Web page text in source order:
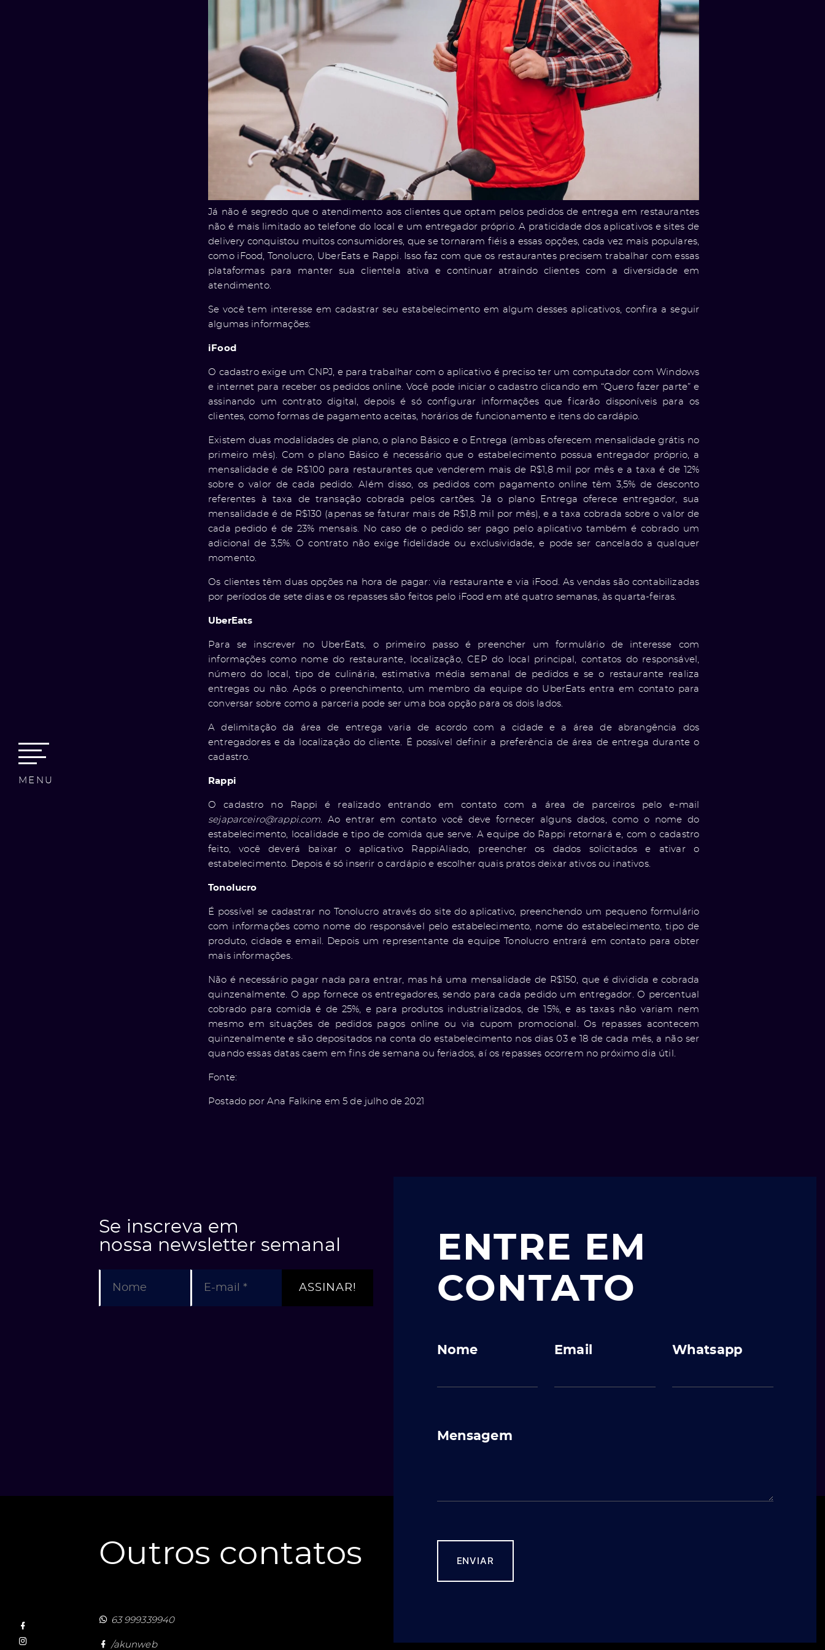
MENU
Já não é segredo que o atendimento aos clientes que optam pelos pedidos de entrega em restaurantes
não é mais limitado ao telefone do local e um entregador próprio. A praticidade dos aplicativos e sites de
delivery conquistou muitos consumidores, que se tornaram fiéis a essas opções, cada vez mais populares,
como iFood, Tonolucro, UberEats e Rappi. Isso faz com que os restaurantes precisem trabalhar com essas
plataformas para manter sua clientela ativa e continuar atraindo clientes com a diversidade em
atendimento.
Se você tem interesse em cadastrar seu estabelecimento em algum desses aplicativos, confira a seguir
algumas informações:
iFood
O cadastro exige um CNPJ, e para trabalhar com o aplicativo é preciso ter um computador com Windows
e internet para receber os pedidos online. Você pode iniciar o cadastro clicando em “Quero fazer parte” e
assinando um contrato digital, depois é só configurar informações que ficarão disponíveis para os
clientes, como formas de pagamento aceitas, horários de funcionamento e itens do cardápio.
Existem duas modalidades de plano, o plano Básico e o Entrega (ambas oferecem mensalidade grátis no
primeiro mês). Com o plano Básico é necessário que o estabelecimento possua entregador próprio, a
mensalidade é de R$100 para restaurantes que venderem mais de R$1,8 mil por mês e a taxa é de 12%
sobre o valor de cada pedido. Além disso, os pedidos com pagamento online têm 3,5% de desconto
referentes à taxa de transação cobrada pelos cartões. Já o plano Entrega oferece entregador, sua
mensalidade é de R$130 (apenas se faturar mais de R$1,8 mil por mês), e a taxa cobrada sobre o valor de
cada pedido é de 23% mensais. No caso de o pedido ser pago pelo aplicativo também é cobrado um
adicional de 3,5%. O contrato não exige fidelidade ou exclusividade, e pode ser cancelado a qualquer
momento.
Os clientes têm duas opções na hora de pagar: via restaurante e via iFood. As vendas são contabilizadas
por períodos de sete dias e os repasses são feitos pelo iFood em até quatro semanas, às quarta-feiras.
UberEats
Para se inscrever no UberEats, o primeiro passo é preencher um formulário de interesse com
informações como nome do restaurante, localização, CEP do local principal, contatos do responsável,
número do local, tipo de culinária, estimativa média semanal de pedidos e se o restaurante realiza
entregas ou não. Após o preenchimento, um membro da equipe do UberEats entra em contato para
conversar sobre como a parceria pode ser uma boa opção para os dois lados.
A delimitação da área de entrega varia de acordo com a cidade e a área de abrangência dos
entregadores e da localização do cliente. É possível definir a preferência de área de entrega durante o
cadastro.
Rappi
O cadastro no Rappi é realizado entrando em contato com a área de parceiros pelo e-mail
sejaparceiro@rappi.com.Ao entrar em contato você deve fornecer alguns dados, como o nome do
estabelecimento, localidade e tipo de comida que serve. A equipe do Rappi retornará e, com o cadastro
feito, você deverá baixar o aplicativo RappiAliado, preencher os dados solicitados e ativar o
estabelecimento. Depois é só inserir o cardápio e escolher quais pratos deixar ativos ou inativos.
Tonolucro
É possível se cadastrar no Tonolucro através do site do aplicativo, preenchendo um pequeno formulário
com informações como nome do responsável pelo estabelecimento, nome do estabelecimento, tipo de
produto, cidade e email. Depois um representante da equipe Tonolucro entrará em contato para obter
mais informações.
Não é necessário pagar nada para entrar, mas há uma mensalidade de R$150, que é dividida e cobrada
quinzenalmente. O app fornece os entregadores, sendo para cada pedido um entregador. O percentual
cobrado para comida é de 25%, e para produtos industrializados, de 15%, e as taxas não variam nem
mesmo em situações de pedidos pagos online ou via cupom promocional. Os repasses acontecem
quinzenalmente e são depositados na conta do estabelecimento nos dias 03 e 18 de cada mês, a não ser
quando essas datas caem em fins de semana ou feriados, aí os repasses ocorrem no próximo dia útil.
Fonte:
Postado por Ana Falkine em 5 de julho de 2021
Se inscreva em
nossa newsletter semanal
ENTRE EM
CONTATO
Nome Email Whatsapp
Mensagem
Outros contatos
63 999339940
/akunweb